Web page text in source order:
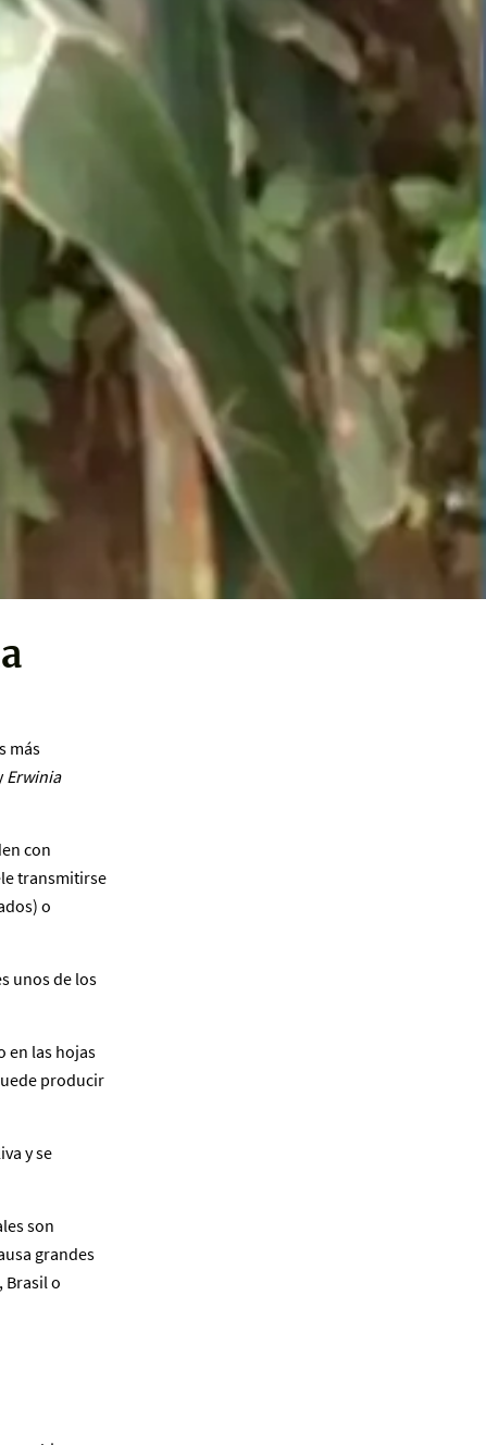
más
Erwinia
con
transmitirse
o
unos de los
en las hojas
producir
y se
son
grandes
Brasil o